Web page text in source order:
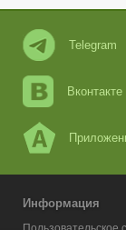
Telegram
Вконтакте
Информация